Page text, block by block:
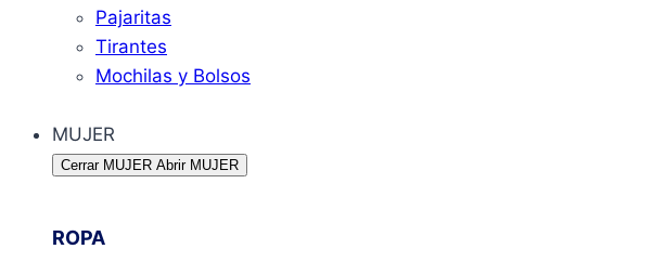
Pajaritas
Tirantes
Mochilas y Bolsos
MUJER
Cerrar MUJER Abrir MUJER
ROPA